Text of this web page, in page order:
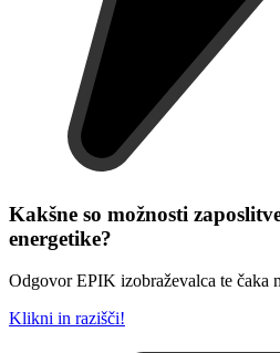
Kakšne so možnosti
energetike?
Odgovor EPIK izobraževalca te čaka
Klikni in razišči!